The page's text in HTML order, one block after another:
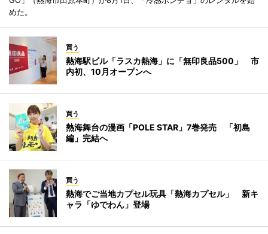
めた。
買う
熱海駅ビル「ラスカ熱海」に「無印良品500」 市
内初、10月オープンへ
買う
熱海舞台の漫画「POLE STAR」7巻発売 「初島
編」完結へ
買う
熱海でご当地カプセル玩具「熱海カプセル」 新キ
ャラ「ゆでわん」登場